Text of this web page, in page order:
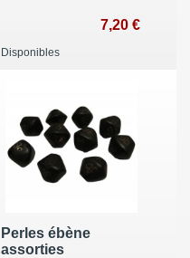
7,20 €
Disponibles
Perles ébène
assorties